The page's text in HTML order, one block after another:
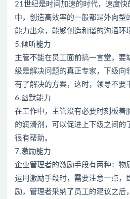
21世纪是时间加速的时代，速度快
中，创造高效率的一般都是外向型
能力出众，能够创造和谐的沟通环
5.倾听能力
主管不能在员工面前搞一言堂，要
级是解决问题的真正专家，下级向
有了解决的方案，这时，领导不要
6.幽默能力
在工作中，主管没有必要时刻板着
的润滑剂，可以促进上下级之间的
很有帮助。
7.激励能力
企业管理者的激励手段有两种：物
运用激励手段时，需要注意一点，
励，管理者采纳了员工的建议之后